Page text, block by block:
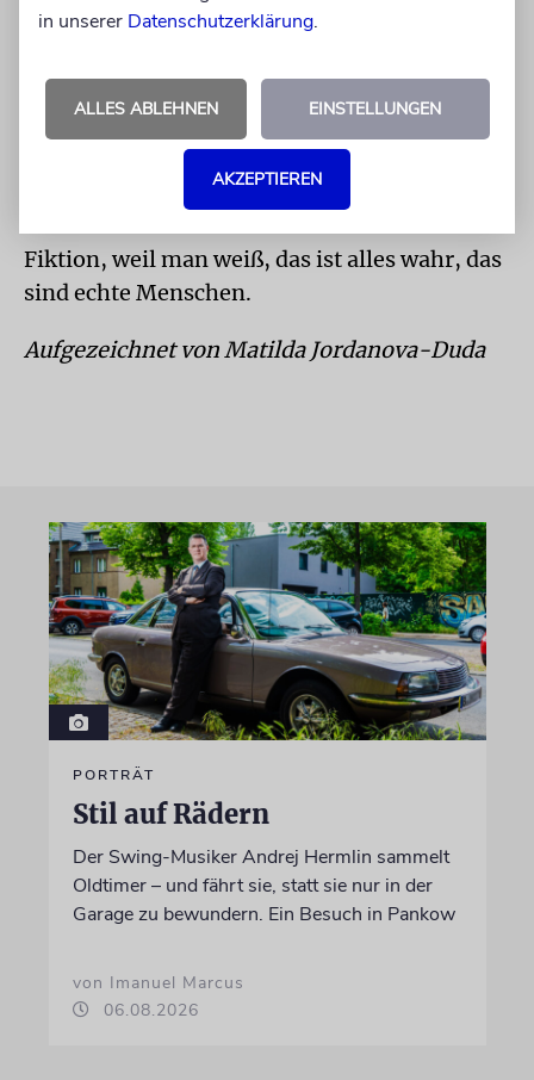
Beine stellen will. Der erste Teil entstand
gedreht. Das ist eine Saga geworden, man
Polizei, Brandstiftungen. Der Farmer ist
schon tot, doch die Geschichte geht weiter mit
Fiktion, weil man weiß, das ist alles wahr, das
sind echte Menschen.
Aufgezeichnet von Matilda Jordanova-Duda
PORTRÄT
Stil auf Rädern
Der Swing-Musiker Andrej Hermlin sammelt
Oldtimer – und fährt sie, statt sie nur in der
Garage zu bewundern. Ein Besuch in Pankow
von Imanuel Marcus
06.08.2026
in unserer Datenschutzerklärung.
ALLES ABLEHNEN EINSTELLUNGEN
AKZEPTIEREN